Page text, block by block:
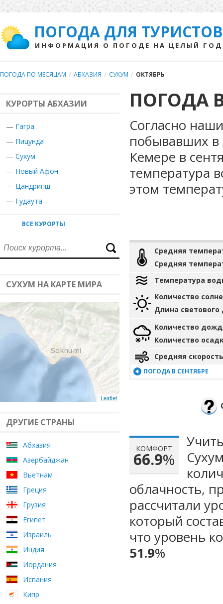
ПОГОДА ДЛЯ ТУРИСТОВ
ИНФОРМАЦИЯ О ПОГОДЕ НА ЦЕЛЫЙ ГОД
ПОГОДА ПО МЕСЯЦАМ / АБХАЗИЯ / СУХУМ / ОКТЯБРЬ
КУРОРТЫ АБХАЗИИ
— Гагра
— Пицунда
— Сухум
— Новый Афон
— Цандрипш
— Гудаута
ВСЕ КУРОРТЫ
СУХУМ НА КАРТЕ МИРА
Leaflet
ДРУГИЕ СТРАНЫ
Абхазия
Азербайджан
Вьетнам
Греция
Грузия
Египет
Израиль
Индия
Иордания
Испания
Кипр
ПОГОДА
Согласно
побывавших в
Кемере в
температура
этом
Средняя
Средняя
Температура
Количество
Длина светового
Количество
Количество
Средняя
ПОГОДА В СЕНТЯБРЕ
КОМФОРТ
66.9%
облачность,
рассчитали
который
что уровень
51.9%